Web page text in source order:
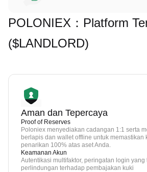
POLONIEX：Platform
($LANDLORD)
Aman dan Tepercaya
Proof of Reserves
Poloniex menyediakan cadangan 1:1 serta
berlapis dan wallet offline untuk memastikan
penarikan 100% atas aset Anda.
Keamanan Akun
Autentikasi multifaktor, peringatan login yang
perlindungan terhadap pembajakan kuki